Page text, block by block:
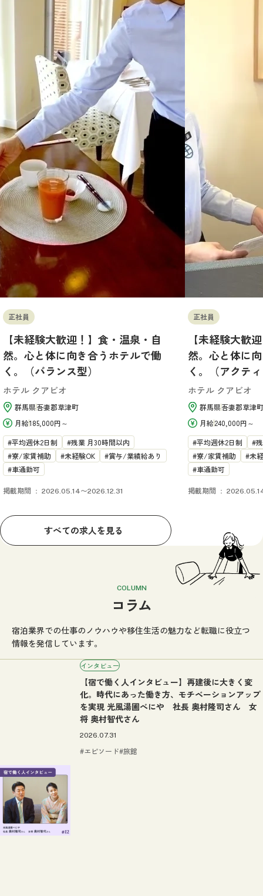
正社員
【未経験大歓迎！】食・温泉・自
然。心と体に向き合うホテルで働
く。（バランス型）
ホテル クアビオ
群馬県吾妻郡草津町
月給185,000円～
平均週休2日制
残業 月30時間以内
寮/家賃補助
未経験OK
賞与/業績給あり
車通勤可
掲載期間 2026.05.14〜2026.12.31
正社員
【未経験大歓
然。心と体に
く。（アクテ
ホテル クアビオ
群馬県吾妻郡草津町
月給240,000円～
平均週休2日制
寮/家賃補助
未
車通勤可
掲載期間
すべての求人を見る
COLUMN
コラム
宿泊業界での仕事のノウハウや移住生活の魅力など転職に役立つ
情報を発信しています。
インタビュー
【宿で働く人インタビュー】再建後に大きく変
化。時代にあった働き方、モチベーションアップ
を実現 光風湯圃べにや 社長 奥村隆司さん 女
将 奥村智代さん
2026.07.31
エピソード 旅館